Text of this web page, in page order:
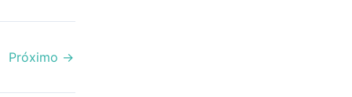
Próximo →